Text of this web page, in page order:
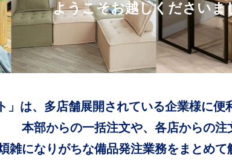
ようこそお越しくださいま
」は、多店舗展開されている企業様に便
本部からの一括注文や、各店からの注
雑になりがちな備品発注業務をまとめて